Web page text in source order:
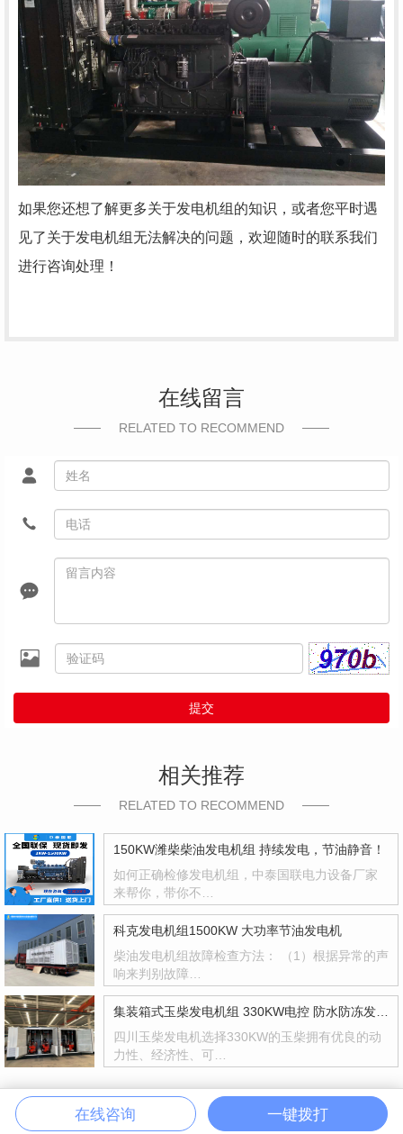
如果您还想了解更多关于发电机组的知识，或者您平时遇
见了关于发电机组无法解决的问题，欢迎随时的联系我们
进行咨询处理！
在线留言
RELATED TO RECOMMEND
提交
相关推荐
RELATED TO RECOMMEND
150KW潍柴柴油发电机组 持续发电，节油静音！
如何正确检修发电机组，中泰国联电力设备厂家
来帮你，带你不…
科克发电机组1500KW 大功率节油发电机
柴油发电机组故障检查方法： （1）根据异常的声
响来判别故障…
四川玉柴发电机选择330KW的玉柴拥有优良的动
力性、经济性、可…
网站首页 中泰产品 联系我们
在线咨询 一键拨打